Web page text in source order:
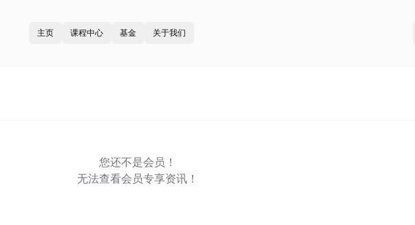
主页 课程中心 基金 关于我们
您还不是会员！
无法查看会员专享资讯！